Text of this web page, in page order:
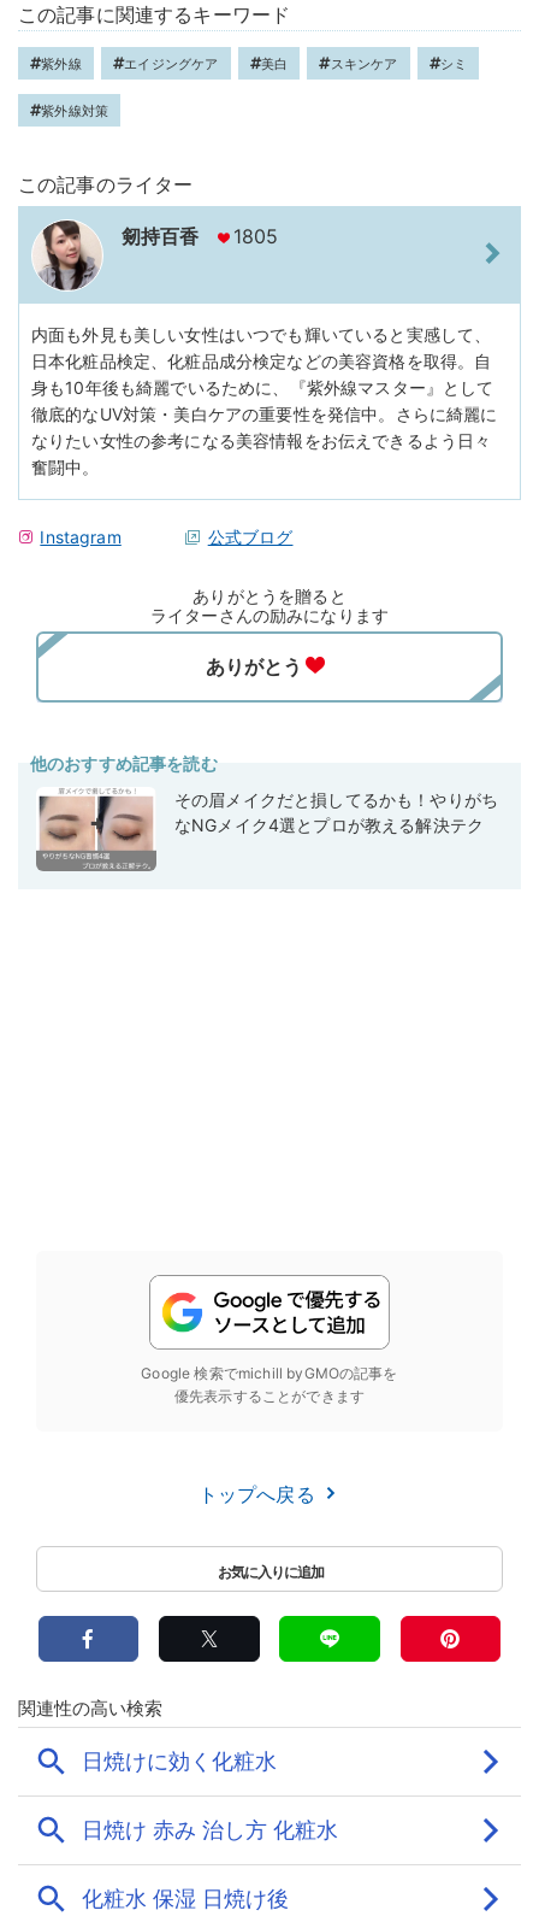
この記事に関連するキーワード
紫外線 エイジングケア 美白 スキンケア シミ
紫外線対策
この記事のライター
剱持百香 1805
内面も外見も美しい女性はいつでも輝いていると実感して、
日本化粧品検定、化粧品成分検定などの美容資格を取得。自
身も10年後も綺麗でいるために、『紫外線マスター』として
徹底的なUV対策・美白ケアの重要性を発信中。さらに綺麗に
なりたい女性の参考になる美容情報をお伝えできるよう日々
奮闘中。
Instagram 公式ブログ
ありがとうを贈ると
ライターさんの励みになります
他のおすすめ記事を読む
その眉メイクだと損してるかも！やりがち
なNGメイク4選とプロが教える解決テク
Google 検索でmichill byGMOの記事を
優先表示することができます
トップへ戻る